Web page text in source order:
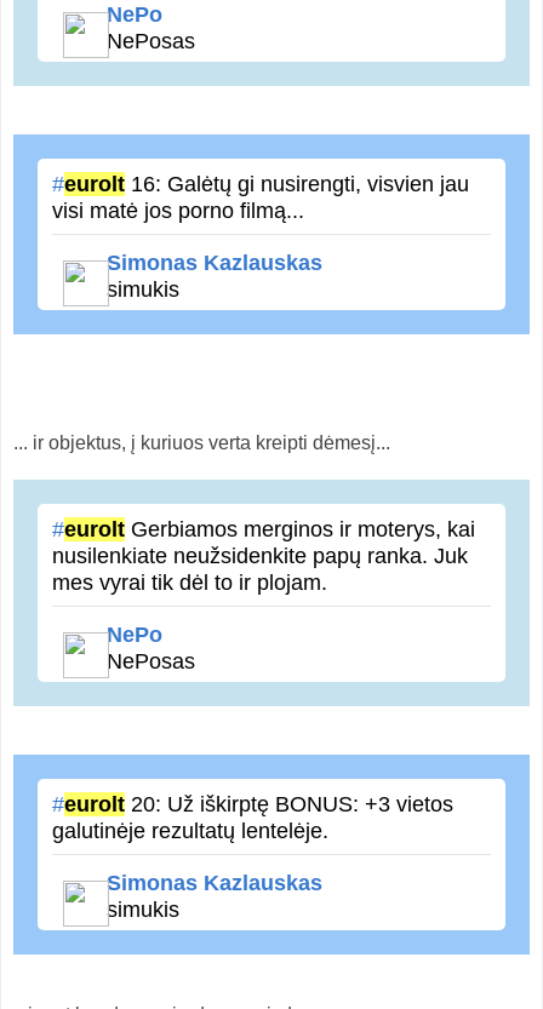
NePo
NePosas
#eurolt 16: Galėtų gi nusirengti, visvien jau
visi matė jos porno filmą...
Simonas Kazlauskas
simukis
... ir objektus, į kuriuos verta kreipti dėmesį...
#eurolt Gerbiamos merginos ir moterys, kai
nusilenkiate neužsidenkite papų ranka. Juk
mes vyrai tik dėl to ir plojam.
NePo
NePosas
#eurolt 20: Už iškirptę BONUS: +3 vietos
galutinėje rezultatų lentelėje.
Simonas Kazlauskas
simukis